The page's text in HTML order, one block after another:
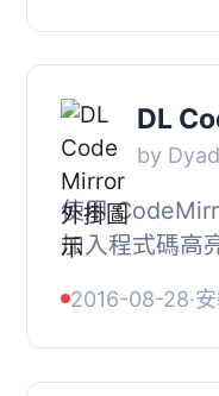
夠的...
DL
by
使用
加入程式碼高
類似 IDE 的編
2016-08-28·